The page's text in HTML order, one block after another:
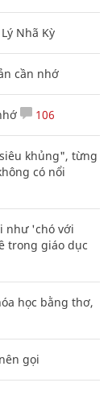
Nhã Kỳ
cần nhớ
106
khủng", từng
có nổi
như 'chó với
trong giáo dục
học bằng thơ,
gọi